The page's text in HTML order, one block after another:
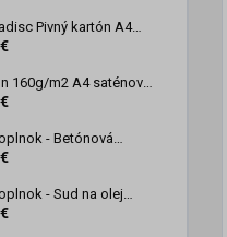
Pivný kartón A4
160g/m2 A4 saténový
- Betónová
1ks
- Sud na olej
250L - 1ks